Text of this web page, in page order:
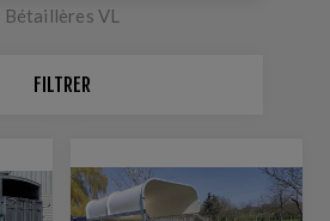
Bétaillères VL
FILTRER